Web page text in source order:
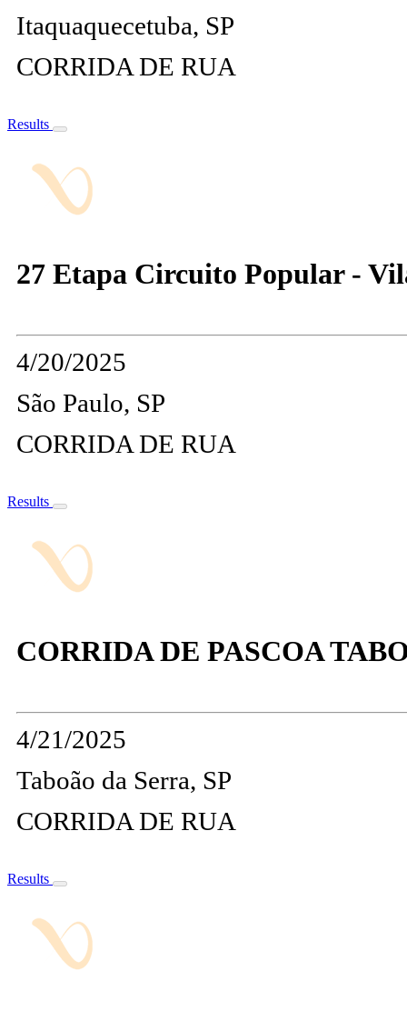
Itaquaquecetuba, SP
CORRIDA DE RUA
Results
27 Etapa Circuito Popular -
4/20/2025
São Paulo, SP
CORRIDA DE RUA
Results
CORRIDA DE PASCOA
4/21/2025
Taboão da Serra, SP
CORRIDA DE RUA
Results